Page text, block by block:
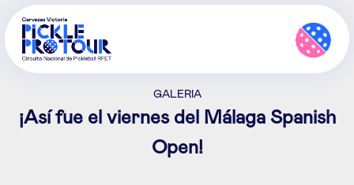
GALERIA
¡Así fue el viernes del Málaga Spanish
Open!